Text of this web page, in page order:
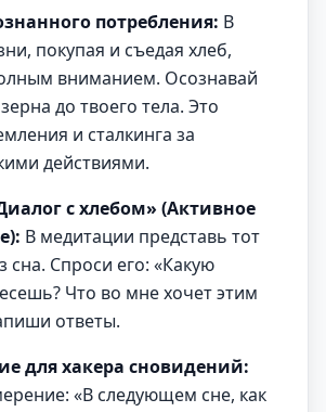
потребления: В
покупая и съедая хлеб,
вниманием. Осознавай
до твоего тела. Это
и сталкинга за
действиями.
с хлебом» (Активное
В медитации представь тот
сна. Спроси его: «Какую
Что во мне хочет этим
ответы.
для хакера сновидений:
«В следующем сне, как